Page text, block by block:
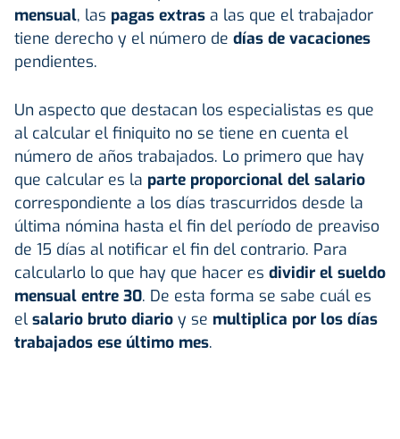
mensual, las pagas extras a las que el trabajador
tiene derecho y el número de días de vacaciones
pendientes.
Un aspecto que destacan los especialistas es que
al calcular el finiquito no se tiene en cuenta el
número de años trabajados. Lo primero que hay
que calcular es la parte proporcional del salario
correspondiente a los días trascurridos desde la
última nómina hasta el fin del período de preaviso
de 15 días al notificar el fin del contrario. Para
calcularlo lo que hay que hacer es dividir el sueldo
mensual entre 30. De esta forma se sabe cuál es
el salario bruto diario y se multiplica por los días
trabajados ese último mes.